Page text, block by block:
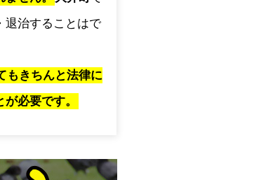
退治することはで
もきちんと法律に
必要です。